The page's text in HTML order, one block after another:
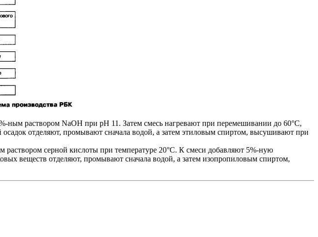
ным раствором NaOH при pH 11. Затем смесь нагревают при перемешивании до 60°С,
отделяют, промывают сначала водой, а затем этиловым спиртом, высушивают при
раствором серной кислоты при температуре 20°С. К смеси добавляют 5%-ную
веществ отделяют, промывают сначала водой, а затем изопропиловым спиртом,